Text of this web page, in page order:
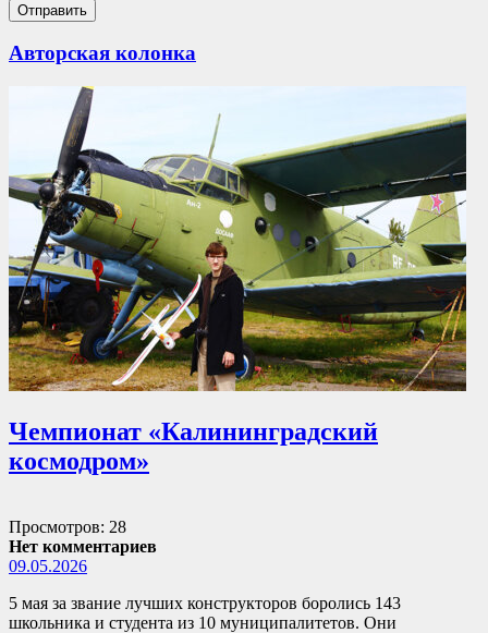
Авторская колонка
Чемпионат «Калининградский
космодром»
Просмотров: 28
Нет комментариев
09.05.2026
5 мая за звание лучших конструкторов боролись 143
школьника и студента из 10 муниципалитетов. Они